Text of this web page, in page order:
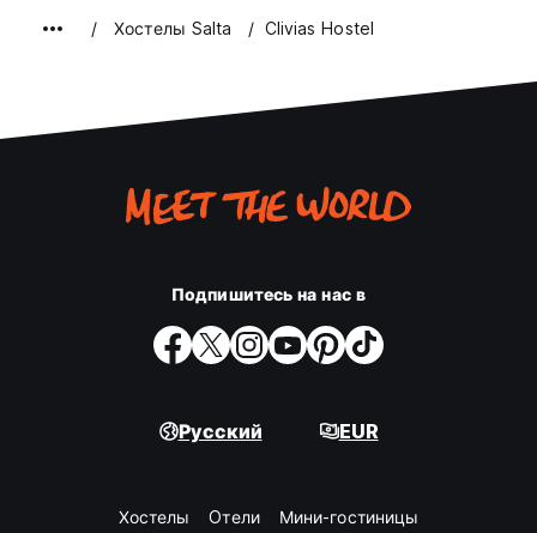
Хостелы Salta Clivias Hostel
Подпишитесь на нас в
Русский EUR
Хостелы Oтели Мини-гостиницы